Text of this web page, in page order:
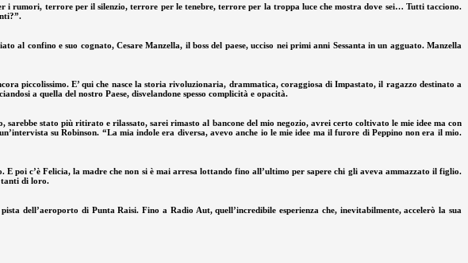
i rumori, terrore per il silenzio, terrore per le tenebre, terrore per la troppa luce che mostra dove sei… Tutti tacciono.
confino e suo cognato, Cesare Manzella, il boss del paese, ucciso nei primi anni Sessanta in un agguato. Manzella
piccolissimo. E’ qui che nasce la storia rivoluzionaria, drammatica, coraggiosa di Impastato, il ragazzo destinato a
a quella del nostro Paese, disvelandone spesso complicità e opacità.
stato più ritirato e rilassato, sarei rimasto al bancone del mio negozio, avrei certo coltivato le mie idee ma con
su Robinson. “La mia indole era diversa, avevo anche io le mie idee ma il furore di Peppino non era il mio.
c’è Felicia, la madre che non si è mai arresa lottando fino all’ultimo per sapere chi gli aveva ammazzato il figlio.
tanti di loro.
dell’aeroporto di Punta Raisi. Fino a Radio Aut, quell’incredibile esperienza che, inevitabilmente, accelerò la sua